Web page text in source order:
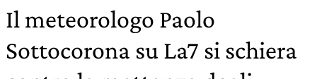
Il meteorologo Paolo
Sottocorona su La7 si schiera